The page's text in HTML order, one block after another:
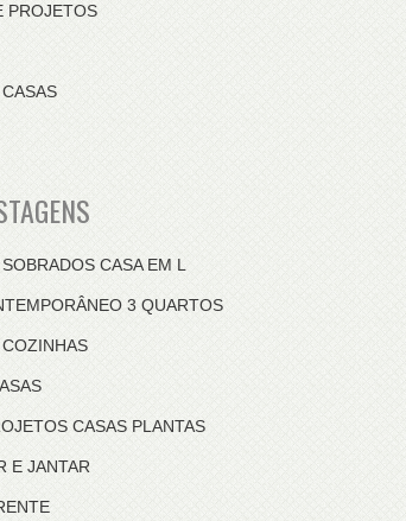
PROJETOS
CASA EM L
3 QUARTOS
CASAS PLANTAS
E JANTAR